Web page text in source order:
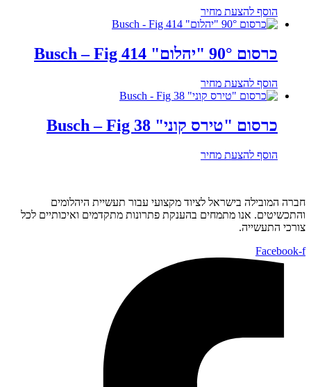
הוסף להצעת מחיר
כרסום 90° "יהלום" Busch – Fig 414
הוסף להצעת מחיר
כרסום "טירס קוני" Busch – Fig 38
הוסף להצעת מחיר
חברה המובילה בישראל לציוד מקצועי עבור תעשיית היהלומים
והתכשיטים. אנו מתמחים בהענקת פתרונות מתקדמים ואיכותיים לכל
צורכי התעשייה.
Facebook-f